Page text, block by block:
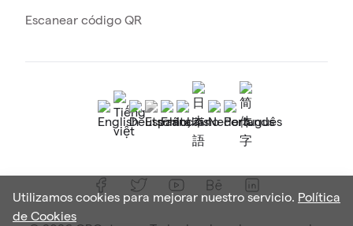
Escanear código QR
Utilizamos cookies para mejorar nuestro servicio. Política
de Cookies